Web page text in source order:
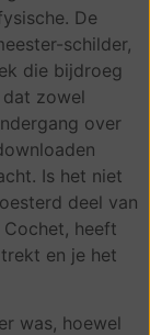
De
schilder,
die bijdroeg
dat zowel
over
Is het niet
deel van
Cochet, heeft
en je het
was, hoewel